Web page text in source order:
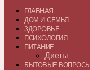
ГЛАВНАЯ
ДОМ И СЕМЬЯ
ЗДОРОВЬЕ
ПСИХОЛОГИЯ
ПИТАНИЕ
Диеты
БЫТОВЫЕ ВОПРОСЫ